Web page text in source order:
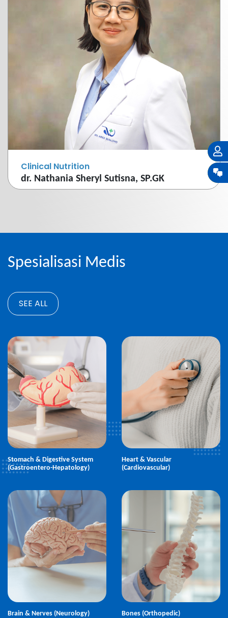
Clinical Nutrition
dr. Nathania Sheryl Sutisna, SP.GK
Spesialisasi Medis
SEE ALL
Stomach & Digestive System
(Gastroentero-Hepatology)
Heart & Vascular
(Cardiovascular)
Brain & Nerves (Neurology) Bones (Orthopedic)